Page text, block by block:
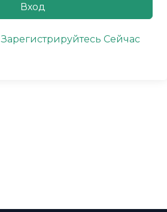
Вход
Зарегистрируйтесь Сейчас